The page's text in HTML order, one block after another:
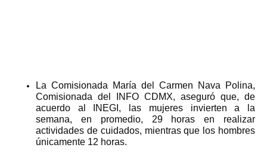
La Comisionada María del Carmen Nava Polina,
Comisionada del INFO CDMX, aseguró que, de
acuerdo al INEGI, las mujeres invierten a la
semana, en promedio, 29 horas en realizar
actividades de cuidados, mientras que los hombres
únicamente 12 horas.